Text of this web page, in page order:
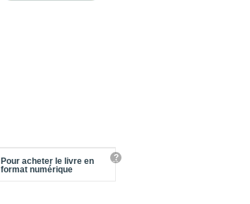
Pour acheter le livre en
format numérique
?